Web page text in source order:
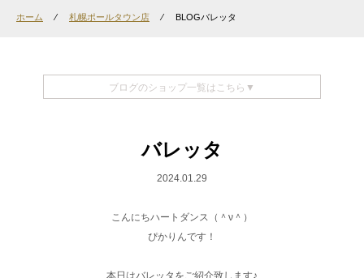
ホーム ⁄ 札幌ポールタウン店 ⁄ BLOGバレッタ
ブログのショップ一覧はこちら▼
バレッタ
2024.01.29
こんにちハートダンス（＾ν＾）
ぴかりんです！
本日はバレッタをご紹介致します♪